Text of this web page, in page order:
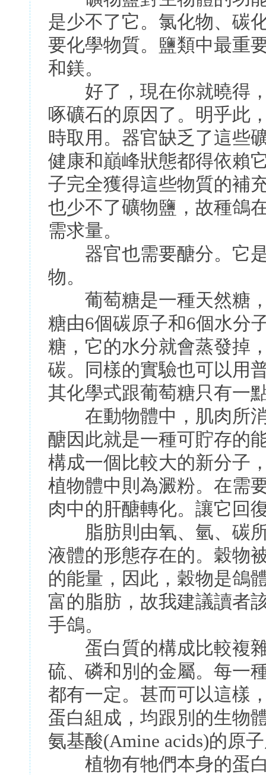
是少不了它。氯化物、碳
要化學物質。鹽類中最重
和鎂。
好了，現在你就曉得，
啄礦石的原因了。明乎此
時取用。器官缺乏了這些
健康和巔峰狀態都得依賴
子完全獲得這些物質的補
也少不了礦物鹽，故種鴿
需求量。
器官也需要醣分。它是
物。
葡萄糖是一種天然糖，
糖由6個碳原子和6個水分
糖，它的水分就會蒸發掉
碳。同樣的實驗也可以用
其化學式跟葡萄糖只有一
在動物體中，肌肉所消
醣因此就是一種可貯存的
構成一個比較大的新分子
植物體中則為澱粉。在需
肉中的肝醣轉化。讓它回
脂肪則由氧、氫、碳所
液體的形態存在的。穀物
的能量，因此，穀物是鴿
富的脂肪，故我建議讀者
手鴿。
蛋白質的構成比較複雜
硫、磷和別的金屬。每一
都有一定。甚而可以這樣
蛋白組成，均跟別的生物
氨基酸(Amine acids)的原
植物有牠們本身的蛋白